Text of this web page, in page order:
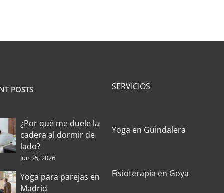
POSTS
¿Por qué me duele la
cadera al dormir de
lado?
Jun 25, 2026
Yoga para parejas en
Madrid
SERVICIOS
Yoga en Guindalera
Fisioterapia en Goya